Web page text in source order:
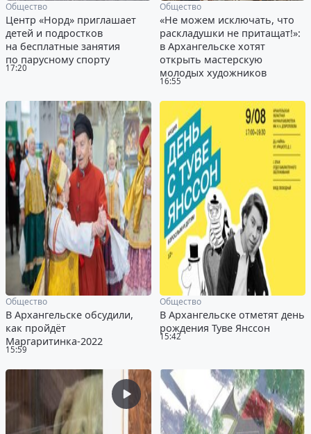
17:20
Общество
Центр «Норд» приглашает
детей и подростков
на бесплатные занятия
по парусному спорту
16:55
Общество
«Не можем исключать, что
раскладушки не притащат!»:
в Архангельске хотят
открыть мастерскую
молодых художников
15:59
Общество
В Архангельске обсудили,
как пройдёт
Маргаритинка-2022
15:42
Общество
В Архангельске отметят день
рождения Туве Янссон